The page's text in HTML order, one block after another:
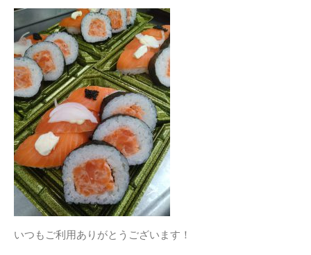
いつもご利用ありがとうございます！